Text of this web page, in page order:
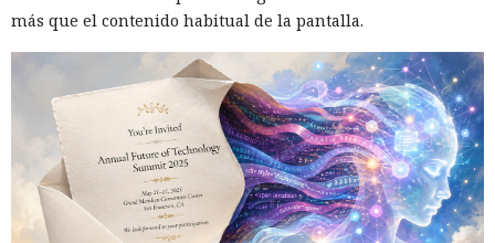
más que el contenido habitual de la pantalla.